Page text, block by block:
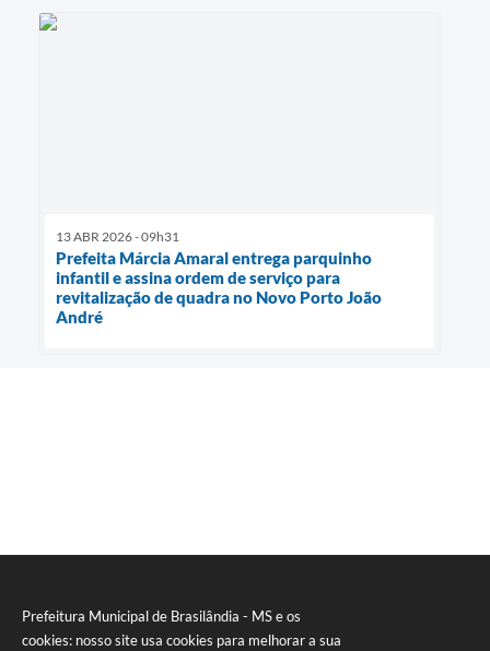
Prefeitura Municipal de Brasilândia - MS e os
cookies: nosso site usa cookies para melhorar a sua
13 ABR 2026 - 09h31
Prefeita Márcia Amaral entrega parquinho
infantil e assina ordem de serviço para
revitalização de quadra no Novo Porto João
André